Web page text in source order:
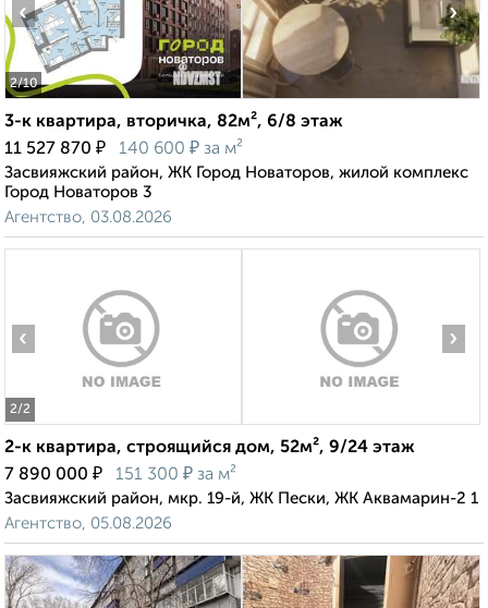
2/10
‹ ›
3-к квартира, вторичка, 82м², 6/8 этаж
11 527 870 ₽ 140 600 ₽ за м²
Засвияжский район, ЖК Город Новаторов, жилой комплекс
Город Новаторов 3
Агентство, 03.08.2026
2/2
‹ ›
2-к квартира, строящийся дом, 52м², 9/24 этаж
7 890 000 ₽ 151 300 ₽ за м²
Засвияжский район, мкр. 19-й, ЖК Пески, ЖК Аквамарин-2 1
Агентство, 05.08.2026